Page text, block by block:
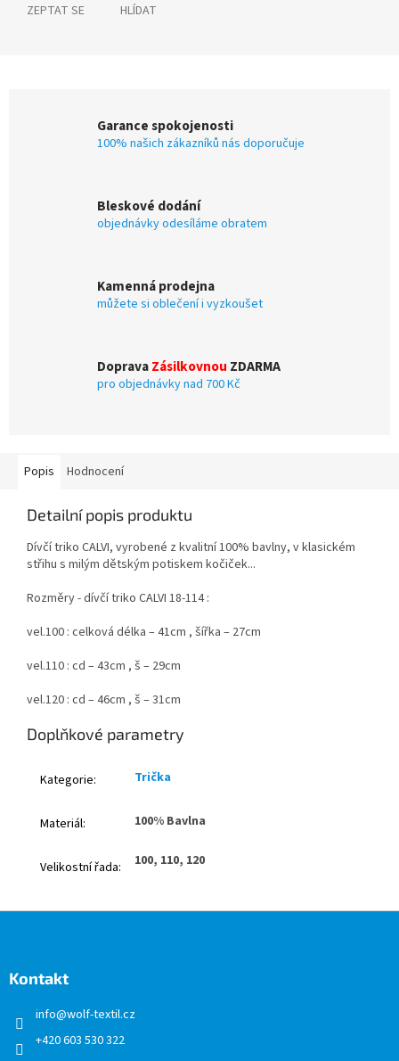
ZEPTAT SE HLÍDAT
Garance spokojenosti
100% našich zákazníků nás doporučuje
Bleskové dodání
objednávky odesíláme obratem
Kamenná prodejna
můžete si oblečení i vyzkoušet
DopravaZásilkovnou ZDARMA
pro objednávky nad 700 Kč
Popis Hodnocení
Detailní popis produktu
Dívčí triko CALVI, vyrobené z kvalitní 100% bavlny, v klasickém
střihu s milým dětským potiskem kočiček...
Rozměry - dívčí triko CALVI 18-114 :
vel.100 : celková délka – 41cm , šířka – 27cm
vel.110 : cd – 43cm , š – 29cm
vel.120 : cd – 46cm , š – 31cm
Doplňkové parametry
Kategorie: Trička
Materiál: 100% Bavlna
Velikostní řada: 100, 110, 120
Kontakt
info@wolf-textil.cz
+420 603 530 322